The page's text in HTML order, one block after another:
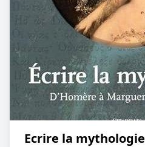
Ecrire la mythologie